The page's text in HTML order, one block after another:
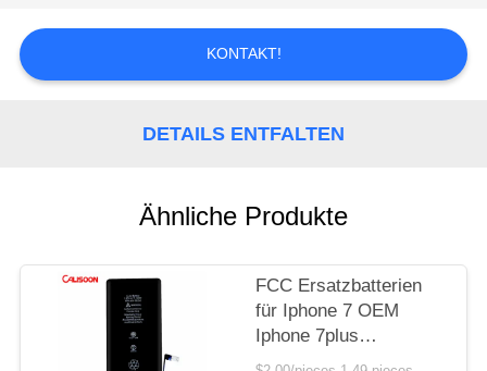
POLICY
KONTAKT!
DETAILS ENTFALTEN
Ähnliche Produkte
FCC Ersatzbatterien
für Iphone 7 OEM
Iphone 7plus
Originalbatterie